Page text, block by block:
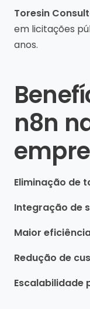
Toresin
em licitações
anos.
n8n
Eliminação de
Integração de
Maior
Redução de
Escalabilidade